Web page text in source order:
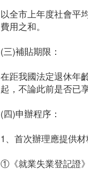
以全市上年度社會平
費用之和。
(三)補貼期限：
在距我國法定退休年
起，不論此前是否已
(四)申辦程序：
1、首次辦理應提供材
①《就業失業登記證